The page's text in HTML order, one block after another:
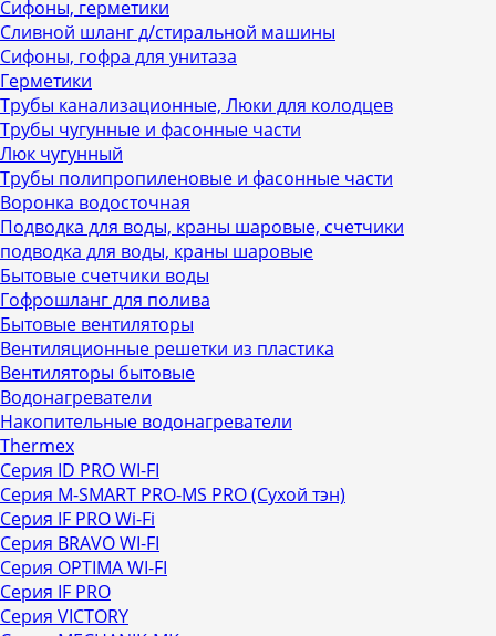
Сифоны, герметики
Сливной шланг д/стиральной машины
Сифоны, гофра для унитаза
Герметики
Трубы канализационные, Люки для колодцев
Трубы чугунные и фасонные части
Люк чугунный
Трубы полипропиленовые и фасонные части
Воронка водосточная
Подводка для воды, краны шаровые, счетчики
подводка для воды, краны шаровые
Бытовые счетчики воды
Гофрошланг для полива
Бытовые вентиляторы
Вентиляционные решетки из пластика
Вентиляторы бытовые
Водонагреватели
Накопительные водонагреватели
Thermex
Серия ID PRO WI-FI
Серия M-SMART PRO-MS PRO (Сухой тэн)
Серия IF PRO Wi-Fi
Серия BRAVO WI-FI
Серия OPTIMA WI-FI
Серия IF PRO
Серия VICTORY